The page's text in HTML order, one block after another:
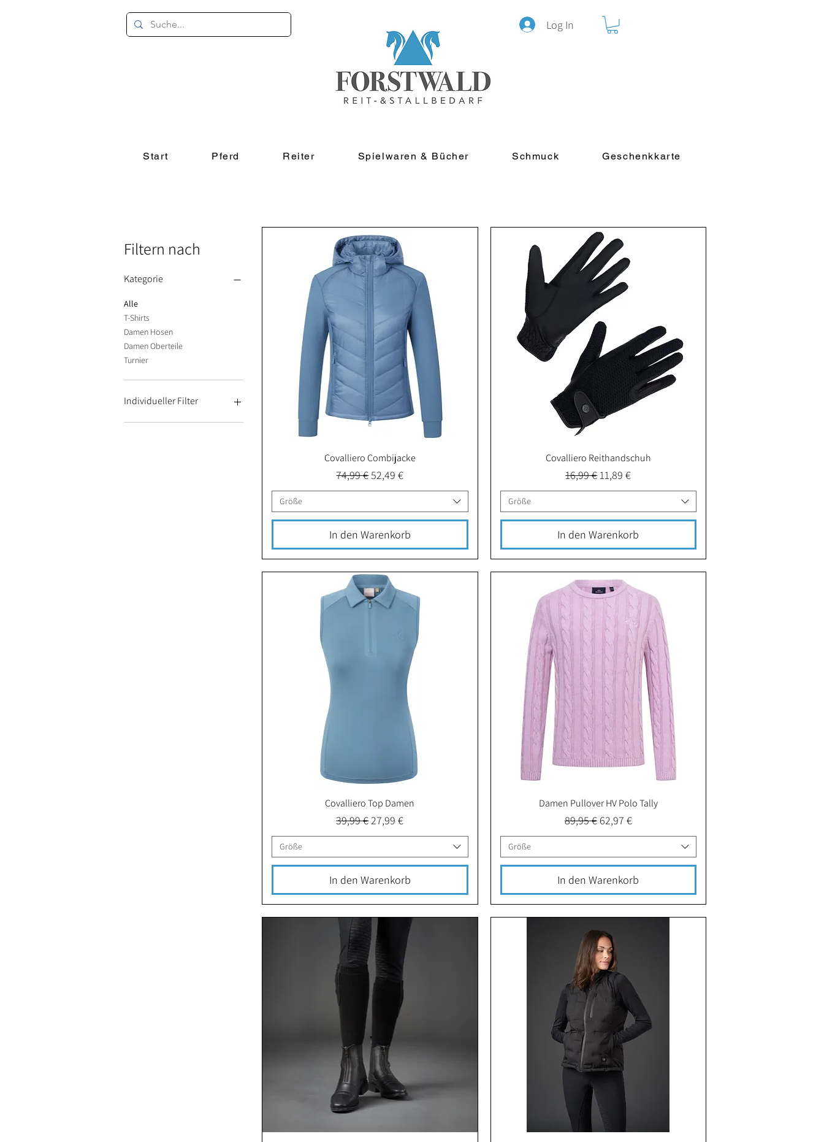
Log In
Start Pferd Reiter Spielwaren & Bücher Schmuck Geschenkkarte
Filtern nach
Kategorie
Alle
T-Shirts
Damen Hosen
Damen Oberteile
Turnier
Individueller Filter
Turnier
Schnellansicht
Covalliero Combijacke
Standardpreis
74,99 €Sale-Preis
52,49 €
Größe
In den Warenkorb
Schnellansicht
Covalliero Reithandschuh
Standardpreis
16,99 € Sale-Preis
11,89 €
Größe
In den Warenkorb
Schnellansicht
Covalliero Top Damen
Standardpreis
39,99 € Sale-Preis
27,99 €
Größe
In den Warenkorb
Schnellansicht
Damen Pullover HV Polo Tally
Standardpreis
89,95 € Sale-Preis
62,97 €
Größe
In den Warenkorb